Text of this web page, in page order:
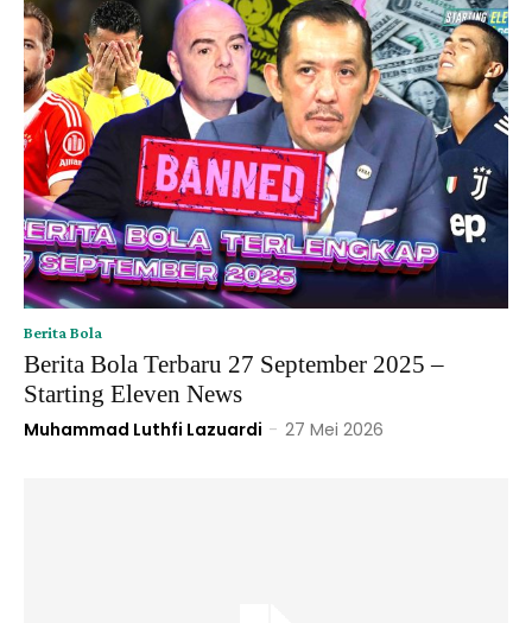
Berita Bola
Berita Bola Terbaru 27 September 2025 –
Starting Eleven News
Muhammad Luthfi Lazuardi - 27 Mei 2026